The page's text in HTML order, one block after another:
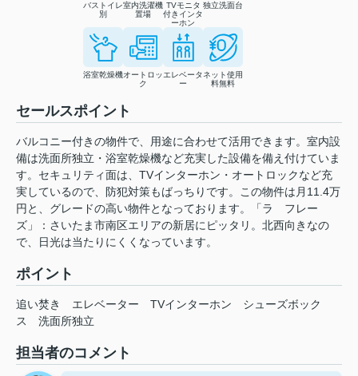
バストイレ
別
室内洗濯機
置場
TVモニタ
付きインタ
ーホン
独立洗面台
浴室乾燥機オートロッ
ク
エレベータ
ー
ネット使用
料無料
セールスポイント
バルコニー付きの物件で、用途に合わせて活用できます。室内設
備は洗面所独立・浴室乾燥機など充実した設備を備え付けていま
す。セキュリティ面は、TVインターホン・オートロックなど充
実しているので、防犯対策もばっちりです。この物件は月11.4万
円と、グレードの高い物件となっております。「ラ フレー
ズ」：さいたま市南区エリアの新居にピッタリ。北西向きなの
で、日光は当たりにくくなっています。
ポイント
追い焚き エレベーター TVインターホン
シューズボック
ス
洗面所独立
担当者のコメント